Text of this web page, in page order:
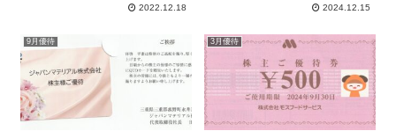
2022.12.18 2024.12.15
9月優待 3月優待